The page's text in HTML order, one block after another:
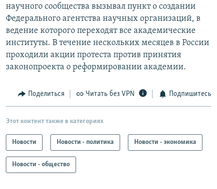
научного сообщества вызывал пункт о создании
Федерального агентства научных организаций, в
ведение которого переходят все академические
институты. В течение нескольких месяцев в России
проходили акции протеста против принятия
законопроекта о реформировании академии.
Поделиться Читать без VPN Подпишитесь
Этот контент также в категориях
Новости Новости - политика Новости - экономика
Новости - общество